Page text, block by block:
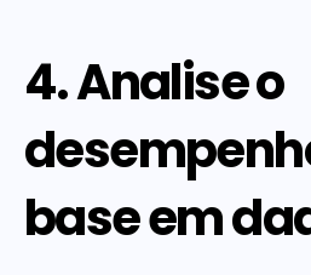
4. Analise o
base em